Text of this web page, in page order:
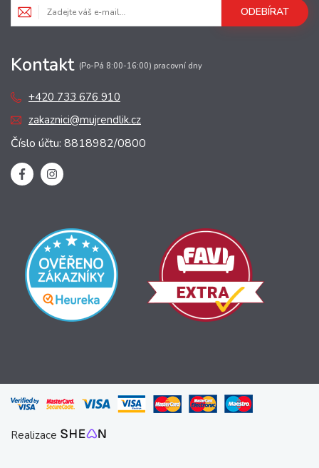
ODEBÍRAT
Kontakt (Po-Pá 8:00-16:00) pracovní dny
+420 733 676 910
zakaznici@mujrendlik.cz
Číslo účtu: 8818982/0800
Realizace